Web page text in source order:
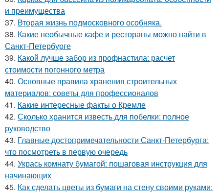
и преимущества
37. Вторая жизнь подмосковного особняка.
38. Какие необычные кафе и рестораны можно найти в
Санкт-Петербурге
39. Какой лучше забор из профнастила: расчет
стоимости погонного метра
40. Основные правила хранения строительных
материалов: советы для профессионалов
41. Какие интересные факты о Кремле
42. Сколько хранится известь для побелки: полное
руководство
43. Главные достопримечательности Санкт-Петербурга:
что посмотреть в первую очередь
44. Укрась комнату бумагой: пошаговая инструкция для
начинающих
45. Как сделать цветы из бумаги на стену своими руками: